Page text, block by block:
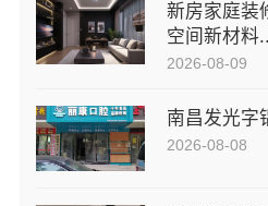
新房家庭装
空间新材料..
2026-08-09
南昌发光字
2026-08-08